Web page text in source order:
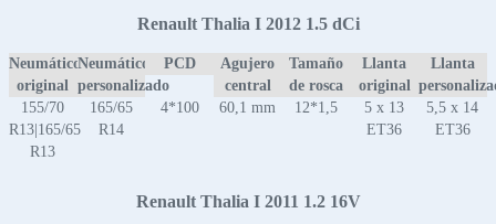
Renault Thalia I 2012 1.5 dCi
Neumático
original
Neumático
personalizado
PCD
Agujero
central
Tamaño
de rosca
Llanta
original
Llanta
155/70
R13|165/65
R13
165/65
R14
4*100 60,1 mm 12*1,5
5 x 13
ET36
5,5 x 14
ET36
Renault Thalia I 2011 1.2 16V